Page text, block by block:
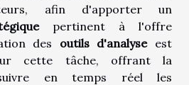
afin d'apporter un
pertinent à l'offre
des outils d'analyseest
cette tâche, offrant la
en temps réel les